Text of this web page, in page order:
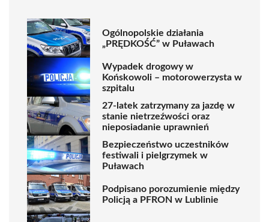
Ogólnopolskie działania
„PRĘDKOŚĆ” w Puławach
Wypadek drogowy w
Końskowoli – motorowerzysta w
szpitalu
27-latek zatrzymany za jazdę w
stanie nietrzeźwości oraz
nieposiadanie uprawnień
Bezpieczeństwo uczestników
festiwali i pielgrzymek w
Puławach
Podpisano porozumienie między
Policją a PFRON w Lublinie